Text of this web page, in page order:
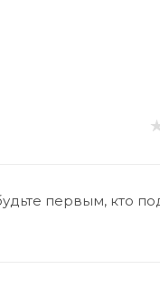
первым, кто